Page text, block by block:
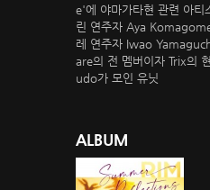
e'에 야마가타현 관련 아티
린 연주자 Aya
레 연주자 Iwao
are의 전 멤버이자 Trix의
udo가 모인 유닛
ALBUM